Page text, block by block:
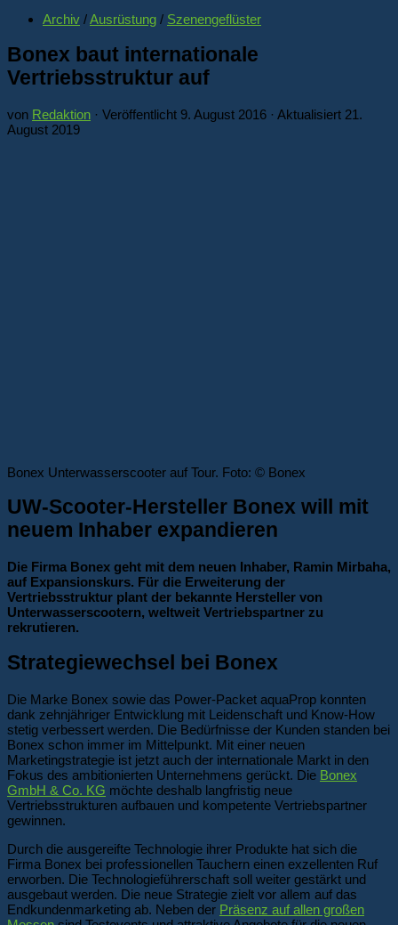
Archiv /Ausrüstung / Szenengeflüster
Bonex baut internationale
Vertriebsstruktur auf
von Redaktion · Veröffentlicht 9. August 2016 · Aktualisiert 21.
August 2019
Bonex Unterwasserscooter auf Tour. Foto: © Bonex
UW-Scooter-Hersteller Bonex will mit
neuem Inhaber expandieren
Die Firma Bonex geht mit dem neuen Inhaber, Ramin Mirbaha,
auf Expansionskurs. Für die Erweiterung der
Vertriebsstruktur plant der bekannte Hersteller von
Unterwasserscootern, weltweit Vertriebspartner zu
rekrutieren.
Strategiewechsel bei Bonex
Die Marke Bonex sowie das Power-Packet aquaProp konnten
dank zehnjähriger Entwicklung mit Leidenschaft und Know-How
stetig verbessert werden. Die Bedürfnisse der Kunden standen bei
Bonex schon immer im Mittelpunkt. Mit einer neuen
Marketingstrategie ist jetzt auch der internationale Markt in den
Fokus des ambitionierten Unternehmens gerückt. Die Bonex
GmbH & Co. KG möchte deshalb langfristig neue
Vertriebsstrukturen aufbauen und kompetente Vertriebspartner
gewinnen.
Durch die ausgereifte Technologie ihrer Produkte hat sich die
Firma Bonex bei professionellen Tauchern einen exzellenten Ruf
erworben. Die Technologieführerschaft soll weiter gestärkt und
ausgebaut werden. Die neue Strategie zielt vor allem auf das
Endkundenmarketing ab. Neben der Präsenz auf allen großen